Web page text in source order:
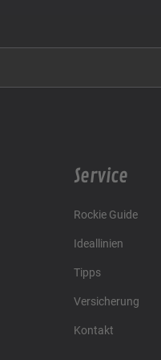
Service
Rockie Guide
Ideallinien
Tipps
Versicherung
Kontakt